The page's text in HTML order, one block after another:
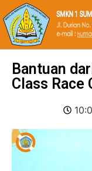
Bantuan
Class Race